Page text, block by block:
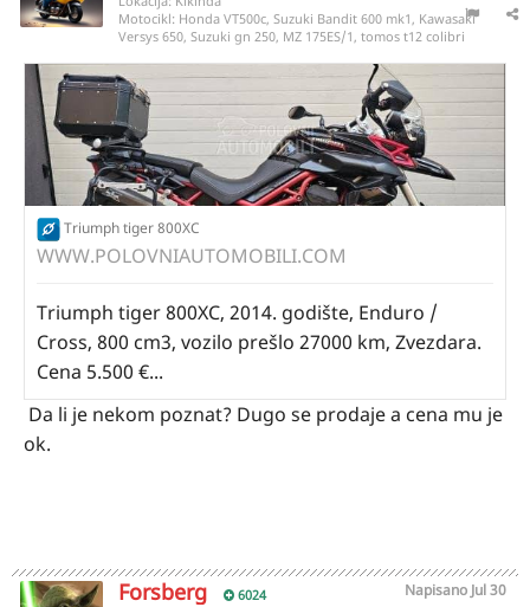
Motocikl: Honda VT500c, Suzuki Bandit 600 mk1, Kawasaki
Versys 650, Suzuki gn 250, MZ 175ES/1, tomos t12 colibri
Triumph tiger 800XC
WWW.POLOVNIAUTOMOBILI.COM
Triumph tiger 800XC, 2014. godište, Enduro /
Cross, 800 cm3, vozilo prešlo 27000 km, Zvezdara.
Cena 5.500 €...
Da li je nekom poznat? Dugo se prodaje a cena mu je
ok.
Forsberg 6024 Napisano Jul 30